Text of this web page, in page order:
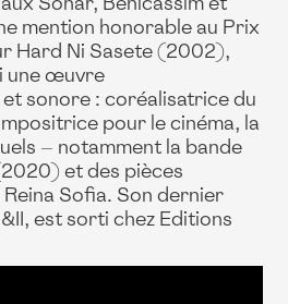
mention honorable au Prix
Hard Ni Sasete (2002),
une œuvre
sonore : coréalisatrice du
pour le cinéma, la
— notamment la bande
et des pièces
Sofia. Son dernier
est sorti chez Editions